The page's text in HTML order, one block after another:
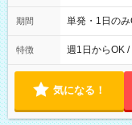
間は 試験に
期間 単発・1日のみ
特徴 週1日からOK
気になる！